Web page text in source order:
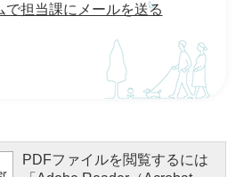
で担当課にメールを送る
PDFファイルを閲覧するには